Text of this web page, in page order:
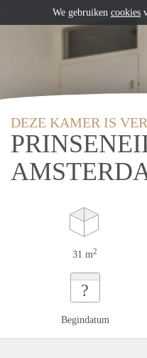
DEZE KAMER IS
31 m2
?
Begindatum
We gebruiken cookies